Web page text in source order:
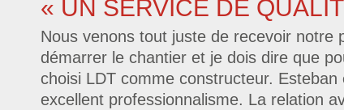
« UN SERVICE DE
Nous venons tout juste de recevoir notre
démarrer le chantier et je dois dire que
choisi LDT comme constructeur.
excellent professionnalisme. La relation